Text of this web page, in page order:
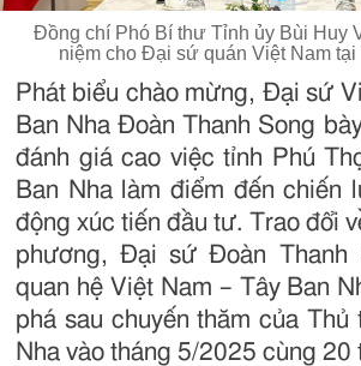
Đồng chí Phó Bí thư Tỉnh ủy Bùi Huy
niệm cho Đại sứ quán Việt Nam tại
Phát biểu chào mừng, Đại sứ
Ban Nha Đoàn Thanh Song
đánh giá cao việc tỉnh Phú
Ban Nha làm điểm đến chiến
động xúc tiến đầu tư. Trao đổi
phương, Đại sứ Đoàn Thanh
quan hệ Việt Nam – Tây Ban
phá sau chuyến thăm của Thủ
Nha vào tháng 5/2025 cùng 20